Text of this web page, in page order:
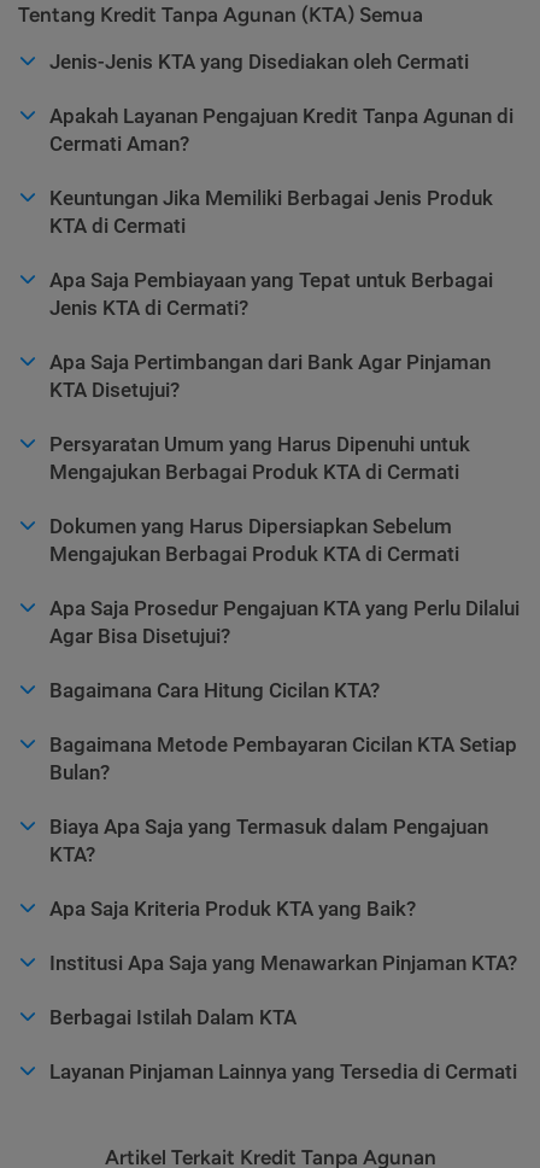
Tentang Kredit Tanpa Agunan (KTA) Semua
Jenis-Jenis KTA yang Disediakan oleh Cermati
Apakah Layanan Pengajuan Kredit Tanpa Agunan di
Cermati Aman?
Keuntungan Jika Memiliki Berbagai Jenis Produk
KTA di Cermati
Apa Saja Pembiayaan yang Tepat untuk Berbagai
Jenis KTA di Cermati?
Apa Saja Pertimbangan dari Bank Agar Pinjaman
KTA Disetujui?
Persyaratan Umum yang Harus Dipenuhi untuk
Mengajukan Berbagai Produk KTA di Cermati
Dokumen yang Harus Dipersiapkan Sebelum
Mengajukan Berbagai Produk KTA di Cermati
Apa Saja Prosedur Pengajuan KTA yang Perlu Dilalui
Agar Bisa Disetujui?
Bagaimana Cara Hitung Cicilan KTA?
Bagaimana Metode Pembayaran Cicilan KTA Setiap
Bulan?
Biaya Apa Saja yang Termasuk dalam Pengajuan
KTA?
Apa Saja Kriteria Produk KTA yang Baik?
Institusi Apa Saja yang Menawarkan Pinjaman KTA?
Berbagai Istilah Dalam KTA
Layanan Pinjaman Lainnya yang Tersedia di Cermati
Artikel Terkait Kredit Tanpa Agunan